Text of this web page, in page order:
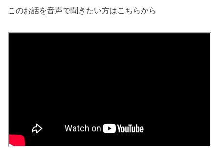
このお話を音声で聞きたい方はこちらから